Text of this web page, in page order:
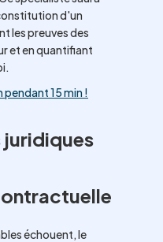
d'un
les preuves des
et en quantifiant
15 min !
juridiques
échouent, le